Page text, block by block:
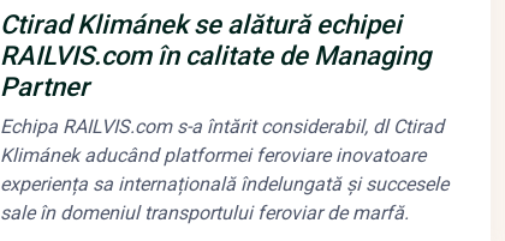
Ctirad Klimánek se alătură echipei
RAILVIS.com în calitate de Managing
Partner
Echipa RAILVIS.com s-a întărit considerabil, dl Ctirad
Klimánek aducând platformei feroviare inovatoare
experiența sa internațională îndelungată și succesele
sale în domeniul transportului feroviar de marfă.